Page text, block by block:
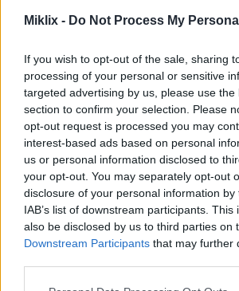
Miklix - Do Not Process My
If you wish to opt-out of the sale, sharing
processing of your personal or sensitive
targeted advertising by us, please use the
section to confirm your selection. Please
opt-out request is processed you may
interest-based ads based on personal
us or personal information disclosed to
your opt-out. You may separately opt-out
disclosure of your personal information
IAB’s list of downstream participants.
also be disclosed by us to third parties on
Downstream Participants that may further
Please note that this website/app uses
Dodává také důležité živiny bez
tomu je dobrou volbou pro ty, kteří
ale zároveň zůstat zdraví.
Podpora zdraví srdce
Kimči je skvělé pro zdraví vašeho
doplněk jakéhokoli jídla. Pravidelná
kimči může pomoci udržet hladinu
kontrolou.